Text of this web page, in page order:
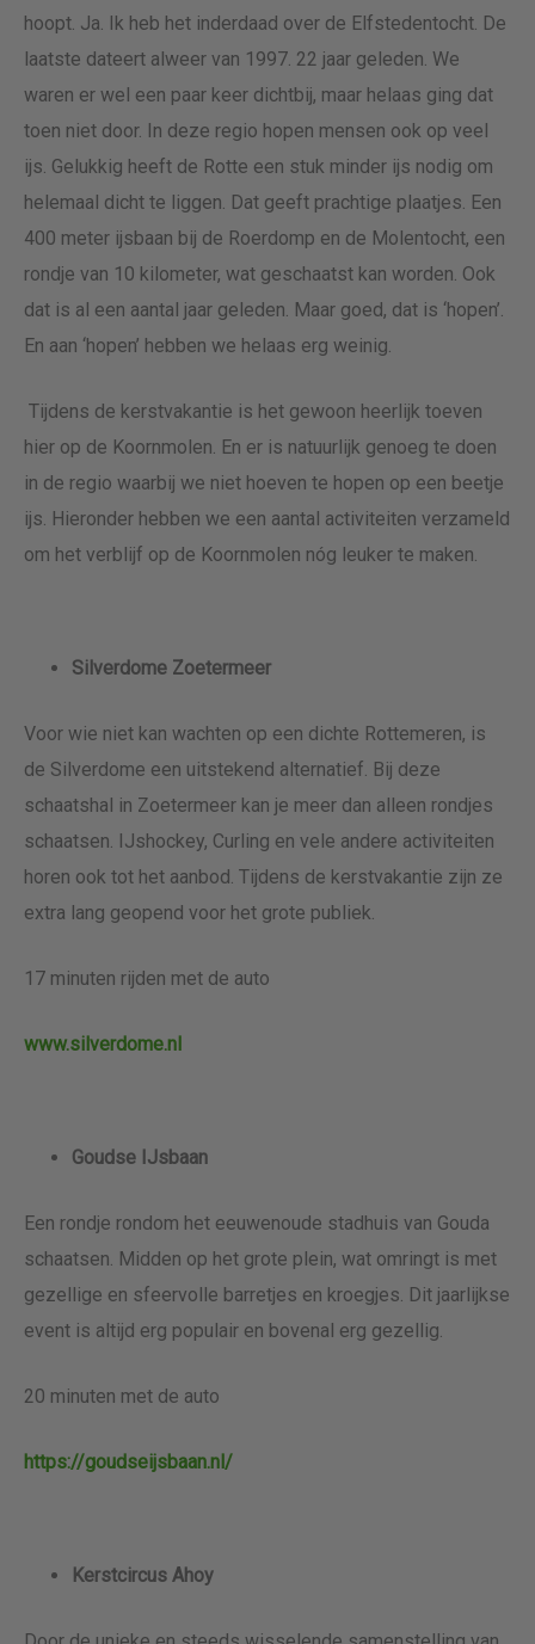
hoopt. Ja. Ik heb het inderdaad over de Elfstedentocht. De
laatste dateert alweer van 1997. 22 jaar geleden. We
waren er wel een paar keer dichtbij, maar helaas ging dat
toen niet door. In deze regio hopen mensen ook op veel
ijs. Gelukkig heeft de Rotte een stuk minder ijs nodig om
helemaal dicht te liggen. Dat geeft prachtige plaatjes. Een
400 meter ijsbaan bij de Roerdomp en de Molentocht, een
rondje van 10 kilometer, wat geschaatst kan worden. Ook
dat is al een aantal jaar geleden. Maar goed, dat is ‘hopen’.
En aan ‘hopen’ hebben we helaas erg weinig.
Tijdens de kerstvakantie is het gewoon heerlijk toeven
hier op de Koornmolen. En er is natuurlijk genoeg te doen
in de regio waarbij we niet hoeven te hopen op een beetje
ijs. Hieronder hebben we een aantal activiteiten verzameld
om het verblijf op de Koornmolen nóg leuker te maken.
Silverdome Zoetermeer
Voor wie niet kan wachten op een dichte Rottemeren, is
de Silverdome een uitstekend alternatief. Bij deze
schaatshal in Zoetermeer kan je meer dan alleen rondjes
schaatsen. IJshockey, Curling en vele andere activiteiten
horen ook tot het aanbod. Tijdens de kerstvakantie zijn ze
extra lang geopend voor het grote publiek.
17 minuten rijden met de auto
www.silverdome.nl
Goudse IJsbaan
Een rondje rondom het eeuwenoude stadhuis van Gouda
schaatsen. Midden op het grote plein, wat omringt is met
gezellige en sfeervolle barretjes en kroegjes. Dit jaarlijkse
event is altijd erg populair en bovenal erg gezellig.
20 minuten met de auto
https://goudseijsbaan.nl/
Kerstcircus Ahoy